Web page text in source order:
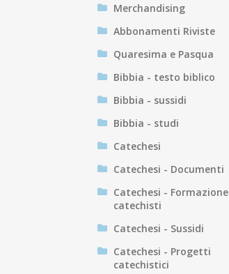
Merchandising
Abbonamenti Riviste
Quaresima e Pasqua
Bibbia - testo biblico
Bibbia - sussidi
Bibbia - studi
Catechesi
Catechesi - Documenti
Catechesi - Formazione
catechisti
Catechesi - Sussidi
Catechesi - Progetti
catechistici